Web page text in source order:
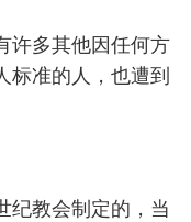
许多其他因任何方
标准的人，也遭到
纪教会制定的，当